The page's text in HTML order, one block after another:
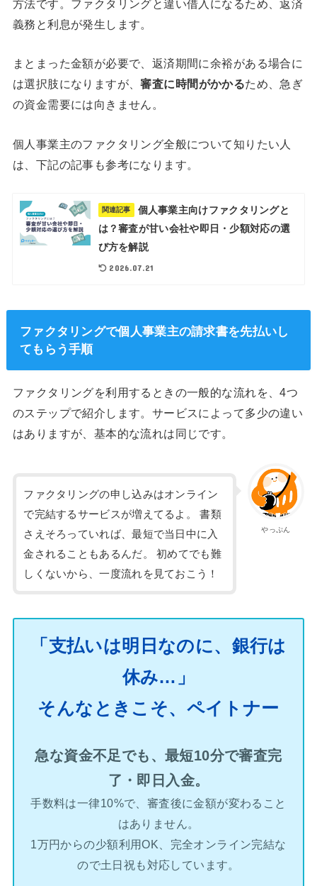
方法です。ファクタリングと違い借入になるため、返済
義務と利息が発生します。
まとまった金額が必要で、返済期間に余裕がある場合に
は選択肢になりますが、審査に時間がかかるため、急ぎ
の資金需要には向きません。
個人事業主のファクタリング全般について知りたい人
は、下記の記事も参考になります。
関連記事
個人事業主向けファクタリングと
は？審査が甘い会社や即日・少額対応の選
び方を解説
2026.07.21
ファクタリングで個人事業主の請求書を先払いし
てもらう手順
ファクタリングを利用するときの一般的な流れを、4つ
のステップで紹介します。サービスによって多少の違い
はありますが、基本的な流れは同じです。
やっぷん
ファクタリングの申し込みはオンライン
で完結するサービスが増えてるよ。 書類
さえそろっていれば、最短で当日中に入
金されることもあるんだ。 初めてでも難
しくないから、一度流れを見ておこう！
「支払いは明日なのに、銀行は
休み…」
そんなときこそ、ペイトナー
急な資金不足でも、最短10分で審査完
了・即日入金。
手数料は一律10%で、審査後に金額が変わること
はありません。
1万円からの少額利用OK、完全オンライン完結な
ので土日祝も対応しています。